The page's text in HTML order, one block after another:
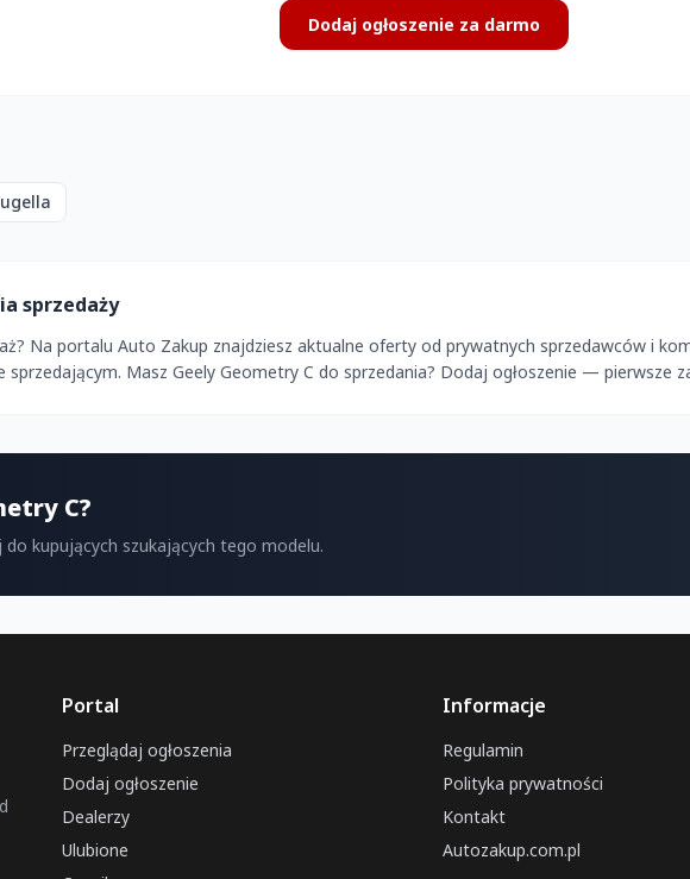
Dodaj ogłoszenie za darmo
sprzedaży
Na portalu Auto Zakup znajdziesz aktualne oferty od prywatnych sprzedawców i
Masz Geely Geometry C do sprzedania? Dodaj ogłoszenie — pierwsze
C?
kupujących szukających tego modelu.
Portal
Przeglądaj ogłoszenia
Dodaj ogłoszenie
Dealerzy
Ulubione
Informacje
Regulamin
Polityka prywatności
Kontakt
Autozakup.com.pl